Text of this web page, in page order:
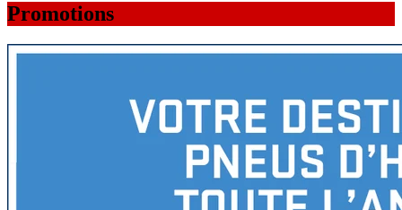
Promotions